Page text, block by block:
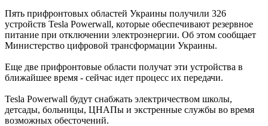
Пять прифронтовых областей Украины получили 326
устройств Tesla Powerwall, которые обеспечивают резервное
питание при отключении электроэнергии. Об этом сообщает
Министерство цифровой трансформации Украины.
Еще две прифронтовые области получат эти устройства в
ближайшее время - сейчас идет процесс их передачи.
Tesla Powerwall будут снабжать электричеством школы,
детсады, больницы, ЦНАПы и экстренные службы во время
возможных обесточений.